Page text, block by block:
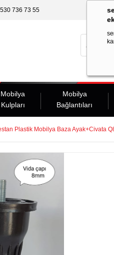
736 73 55
Mobilya
Kulpları
Mobilya
Bağlantıları
Plastik Mobilya Baza Ayak+Civata